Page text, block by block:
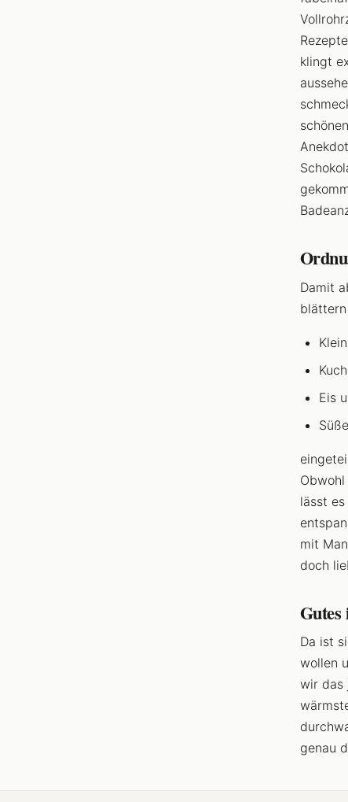
klingt
Damit
Eis
lässt
mit
doch
Da ist
wollen
wir das
genau